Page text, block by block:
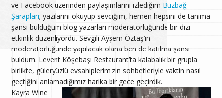
ve Facebook üzerinden paylaşımlarını izlediğim Buzbağ
Şarapları; yazılarını okuyup sevdiğim, hemen hepsini de tanıma
şansı bulduğum blog yazarları moderatörlüğünde bir dizi
etkinlik düzenliyordu. Sevgili Ayşem Öztaş’ın
moderatörlüğünde yapılacak olana ben de katılma şansı
buldum. Levent Köşebaşı Restaurant’ta kalabalık bir grupla
birlikte, güleryüzlü evsahiplerimizin sohbetleriyle vaktin nasıl
geçtiğini anlamadığımız harika bir gece geçirdik.
Kayra Wine